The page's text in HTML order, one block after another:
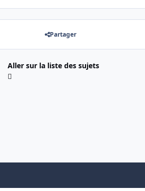
Partager
Aller sur la liste des sujets